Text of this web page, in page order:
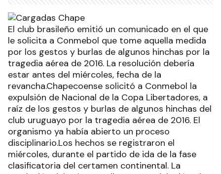
El club brasileño emitió un comunicado en el que
le solicita a Conmebol que tome aquella medida
por los gestos y burlas de algunos hinchas por la
tragedia aérea de 2016. La resolución debería
estar antes del miércoles, fecha de la
revancha.Chapecoense solicitó a Conmebol la
expulsión de Nacional de la Copa Libertadores, a
raíz de los gestos y burlas de algunos hinchas del
club uruguayo por la tragedia aérea de 2016. El
organismo ya había abierto un proceso
disciplinario.Los hechos se registraron el
miércoles, durante el partido de ida de la fase
clasificatoria del certamen continental. La